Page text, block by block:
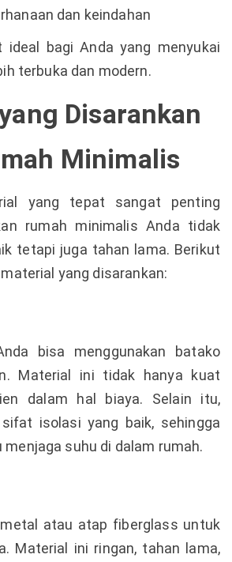
dan keindahan
ideal bagi Anda yang menyukai
terbuka dan modern.
Disarankan
Minimalis
yang tepat sangat penting
rumah minimalis Anda tidak
tetapi juga tahan lama. Berikut
yang disarankan:
bisa menggunakan batako
Material ini tidak hanya kuat
dalam hal biaya. Selain itu,
isolasi yang baik, sehingga
suhu di dalam rumah.
atau atap fiberglass untuk
Material ini ringan, tahan lama,